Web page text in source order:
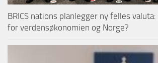
BRICS nations planlegger ny felles
for verdensøkonomien og Norge?